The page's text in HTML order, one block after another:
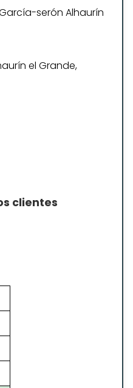
serón Alhaurín
el Grande,
clientes